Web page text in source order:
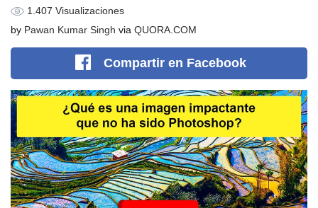
1.407 Visualizaciones
by Pawan Kumar Singh via QUORA.COM
Compartir en Facebook